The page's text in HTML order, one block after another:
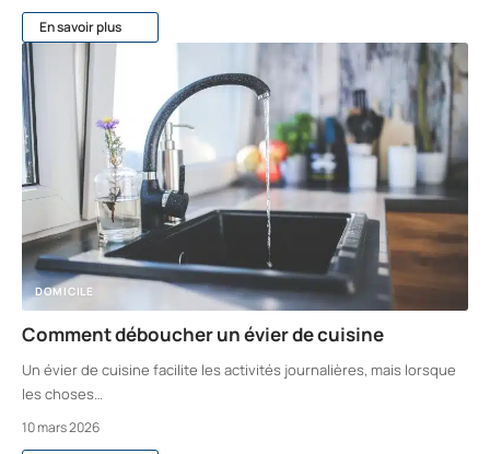
En savoir plus
DOMICILE
Comment déboucher un évier de cuisine
Un évier de cuisine facilite les activités journalières, mais lorsque
les choses…
10 mars 2026